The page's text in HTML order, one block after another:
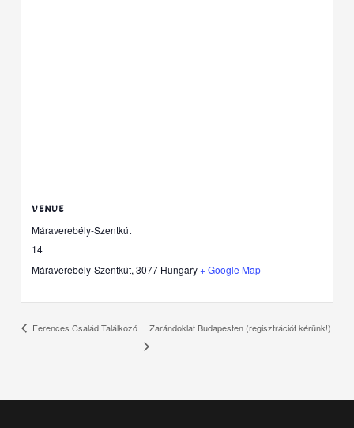
VENUE
Máraverebély-Szentkút
14
Máraverebély-Szentkút, 3077 Hungary+ Google Map
Ferences Család Találkozó Zarándoklat Budapesten (regisztrációt kérünk!)